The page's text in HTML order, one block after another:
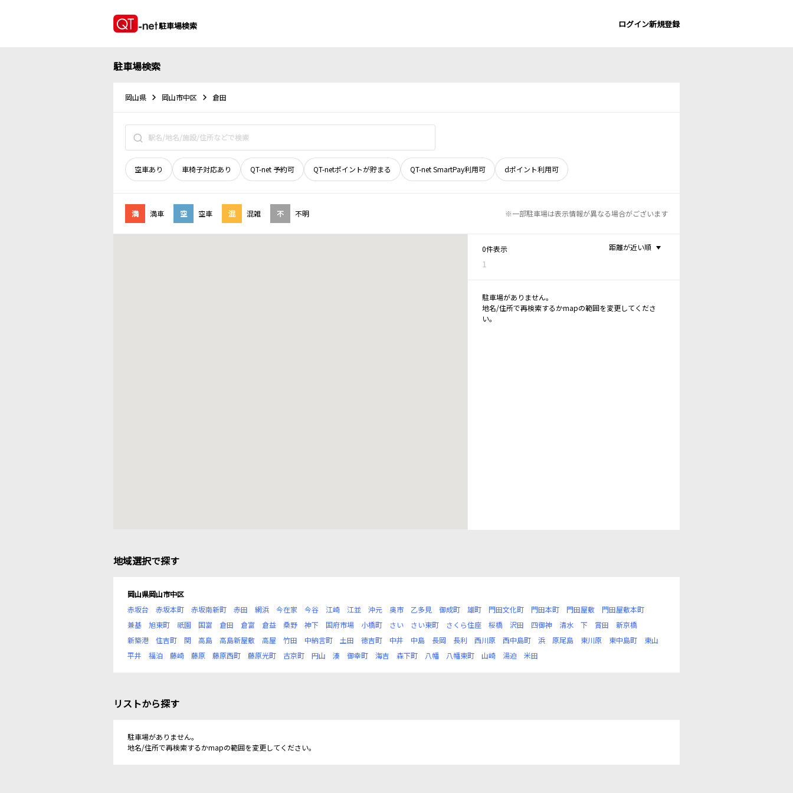
駐車場検索 ログイン新規登録
駐車場検索
岡山県 岡山市中区 倉田
空車あり 車椅子対応あり QT-net 予約可 QT-netポイントが貯まる QT-net SmartPay利用可 dポイント利用可
満 満車 空 空車 混 混雑 不 不明 ※一部駐車場は表示情報が異なる場合がございます
0件表示
1
距離が近い順
駐車場がありません。
地名/住所で再検索するかmapの範囲を変更してくださ
い。
地域選択で探す
岡山県岡山市中区
赤坂台
赤坂本町 赤坂南新町 赤田 網浜 今在家 今谷 江崎 江並 沖元 奥市 乙多見 御成町 雄町 門田文化町 門田本町 門田屋敷
門田屋敷本町
兼基
旭東町 祇園 国富 倉田 倉富 倉益 桑野 神下 国府市場 小橋町 さい さい東町 さくら住座 桜橋 沢田 四御神 清水 下 賞田
新京橋
新築港
住吉町 関 高島 高島新屋敷 高屋 竹田 中納言町 土田 徳吉町 中井 中島 長岡 長利 西川原 西中島町 浜 原尾島 東川原 東中島町
東山
平井
福泊 藤崎 藤原 藤原西町 藤原光町 古京町 円山 湊 御幸町 海吉 森下町 八幡 八幡東町 山崎 湯迫 米田
リストから探す
駐車場がありません。
地名/住所で再検索するかmapの範囲を変更してください。